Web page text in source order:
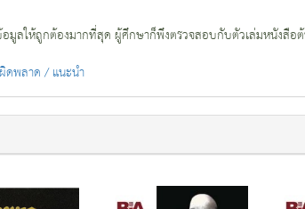
มูลให้ถูกต้องมากที่สุด ผู้ศึกษาก็พึงตรวจสอบกับตัวเล่มหนังสือ
ดพลาด / แนะนำ